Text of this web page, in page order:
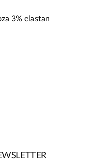
3% elastan